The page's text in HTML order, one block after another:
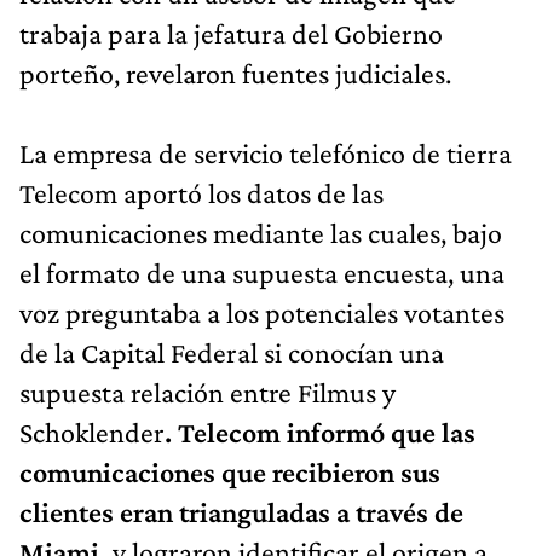
trabaja para la jefatura del Gobierno
porteño, revelaron fuentes judiciales.
La empresa de servicio telefónico de tierra
Telecom aportó los datos de las
comunicaciones mediante las cuales, bajo
el formato de una supuesta encuesta, una
voz preguntaba a los potenciales votantes
de la Capital Federal si conocían una
supuesta relación entre Filmus y
Schoklender. Telecom informó que las
comunicaciones que recibieron sus
clientes eran trianguladas a través de